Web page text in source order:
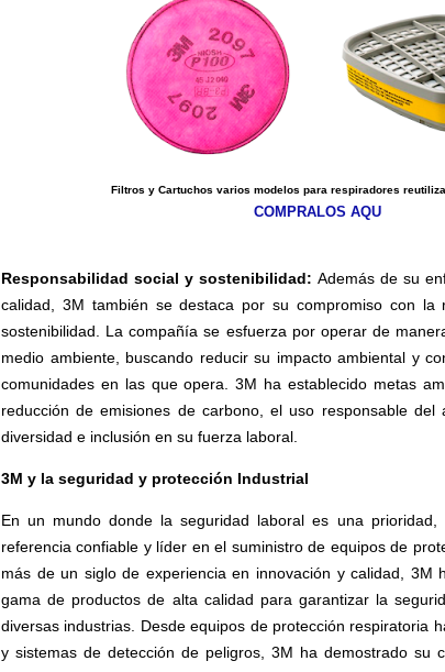
Filtros y Cartuchos varios modelos para respiradores
COMPRALOS AQU
Responsabilidad social y sostenibilidad: Además de su
calidad, 3M también se destaca por su compromiso con la
sostenibilidad. La compañía se esfuerza por operar de
medio ambiente, buscando reducir su impacto ambiental y
comunidades en las que opera. 3M ha establecido metas
reducción de emisiones de carbono, el uso responsable
diversidad e inclusión en su fuerza laboral.
3M y la seguridad y protección Industrial
En un mundo donde la seguridad laboral es una
referencia confiable y líder en el suministro de equipos de
más de un siglo de experiencia en innovación y calidad, 3M
gama de productos de alta calidad para garantizar la
diversas industrias. Desde equipos de protección respiratoria
y sistemas de detección de peligros, 3M ha demostrado su